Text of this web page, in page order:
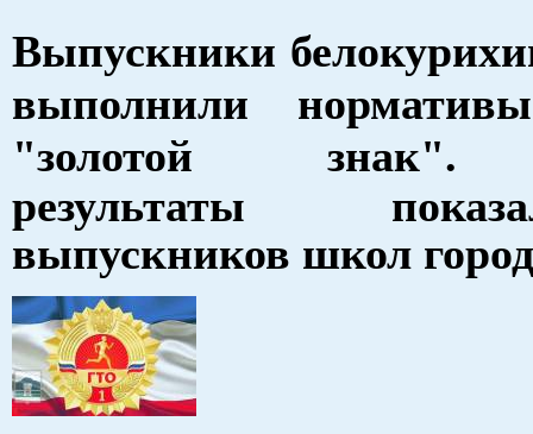
Выпускники
выполнили
"золотой
результаты
выпускников школ